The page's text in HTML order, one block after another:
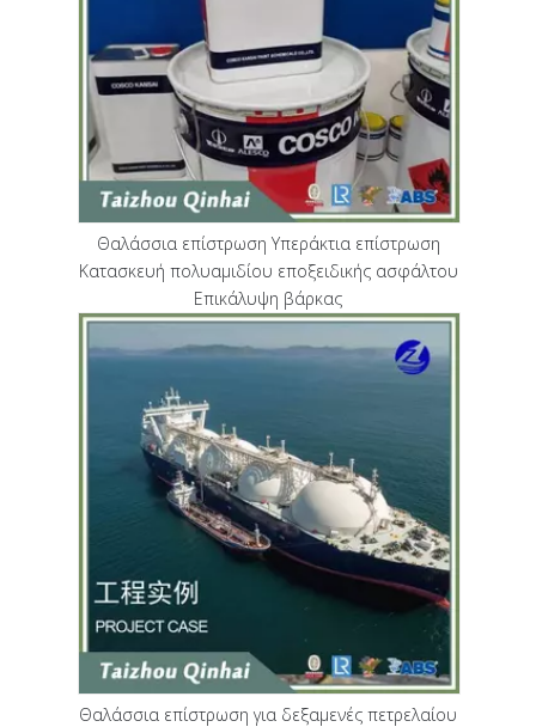
Θαλάσσια επίστρωση Υπεράκτια επίστρωση
Κατασκευή πολυαμιδίου εποξειδικής ασφάλτου
Επικάλυψη βάρκας
Θαλάσσια επίστρωση για δεξαμενές πετρελαίου